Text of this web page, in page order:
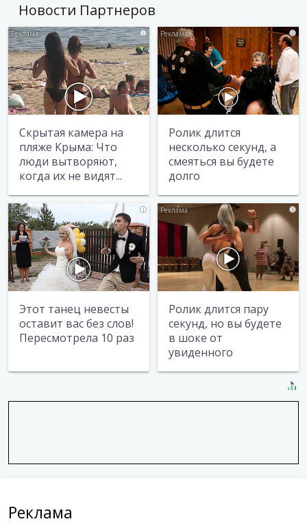
Новости Партнеров
i
Скрытая камера на
пляже Крыма: Что
люди вытворяют,
когда их не видят...
i
Ролик длится
несколько секунд, а
смеяться вы будете
долго
i
Этот танец невесты
оставит вас без слов!
Пересмотрела 10 раз
i
Ролик длится пару
секунд, но вы будете
в шоке от
увиденного
Реклама